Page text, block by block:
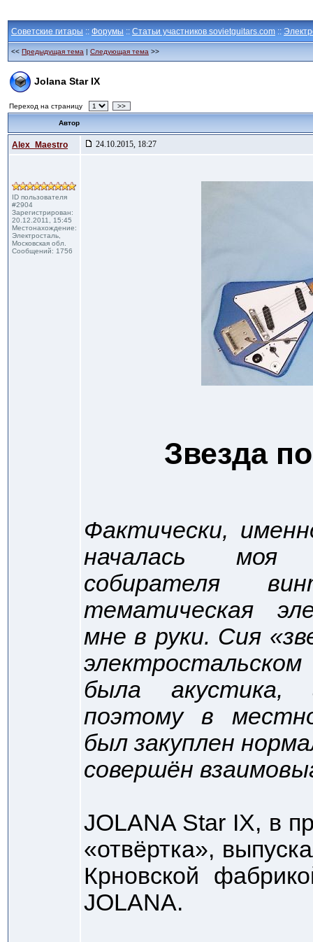
Советские гитары :: Форумы :: Статьи участников sovietguitars.com ::
<< Предыдущая тема | Следующая тема >>
Jolana Star IX
Переход на страницу >>
Автор
Alex_Maestro 24.10.2015, 18:27
ID пользователя
#2904
Зарегистрирован:
20.12.2011, 15:45
Местонахождение:
Электросталь,
Московская обл.
Сообщений: 1756
Звезда
Фактически,
началась моя
собирателя
тематическая
мне в руки. Сия
была акустика,
поэтому в
был закуплен
совершён
JOLANA Star IX, в
«отвёртка»,
Крновской
JOLANA.